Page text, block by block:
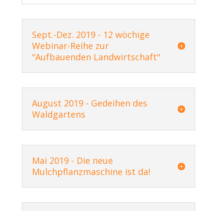
Sept.-Dez. 2019 - 12 wöchige
Webinar-Reihe zur
"Aufbauenden Landwirtschaft"
August 2019 - Gedeihen des
Waldgartens
Mai 2019 - Die neue
Mulchpflanzmaschine ist da!